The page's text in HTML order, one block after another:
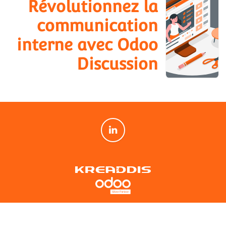
Révolutionnez la
communication
interne avec Odoo
Discussion